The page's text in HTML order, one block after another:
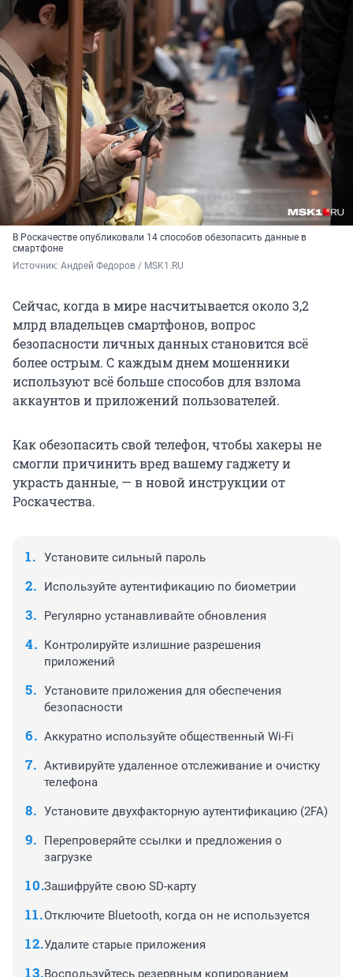
В Роскачестве опубликовали 14 способов обезопасить данные в
смартфоне
Источник: Андрей Федоров / MSK1.RU
Сейчас, когда в мире насчитывается около 3,2
млрд владельцев смартфонов, вопрос
безопасности личных данных становится всё
более острым. С каждым днем мошенники
используют всё больше способов для взлома
аккаунтов и приложений пользователей.
Как обезопасить свой телефон, чтобы хакеры не
смогли причинить вред вашему гаджету и
украсть данные, — в новой инструкции от
Роскачества.
Установите сильный пароль
Используйте аутентификацию по биометрии
Регулярно устанавливайте обновления
Контролируйте излишние разрешения
приложений
Установите приложения для обеспечения
безопасности
Аккуратно используйте общественный Wi-Fi
Активируйте удаленное отслеживание и очистку
телефона
Установите двухфакторную аутентификацию (2FA)
Перепроверяйте ссылки и предложения о
загрузке
Зашифруйте свою SD-карту
Отключите Bluetooth, когда он не используется
Удалите старые приложения
Воспользуйтесь резервным копированием